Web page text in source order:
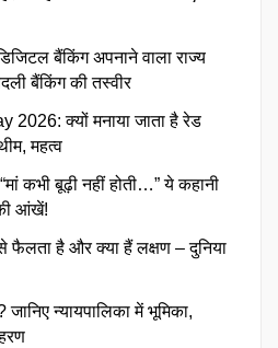
बैंकिंग अपनाने वाला राज्य
बैंकिंग की तस्वीर
क्यों मनाया जाता है रेड
महत्व
कभी बूढ़ी नहीं होती…” ये कहानी
आंखें!
है और क्या हैं लक्षण – दुनिया
जानिए न्यायपालिका में भूमिका,